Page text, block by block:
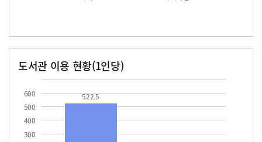
도서관 이용 현황(1인당)
300
400
500
600 522.5